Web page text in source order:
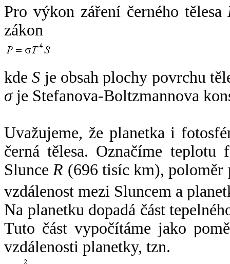
Pro výkon záření černého tělesa
zákon
kdeS je obsah plochy povrchu
σje Stefanova-Boltzmannova
Uvažujeme, že planetka i
černá tělesa. Označíme
SlunceR (696 tisíc km),
vzdálenost mezi Sluncem a
Na planetku dopadá část
Tuto část vypočítáme jako
vzdálenosti planetky, tzn.